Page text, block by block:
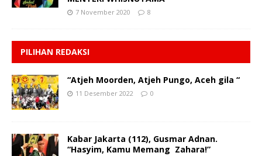
7 November 2020 8
PILIHAN REDAKSI
“Atjeh Moorden, Atjeh Pungo, Aceh gila “
11 Desember 2022 0
Kabar Jakarta (112), Gusmar Adnan.
“Hasyim, Kamu Memang Zahara!”